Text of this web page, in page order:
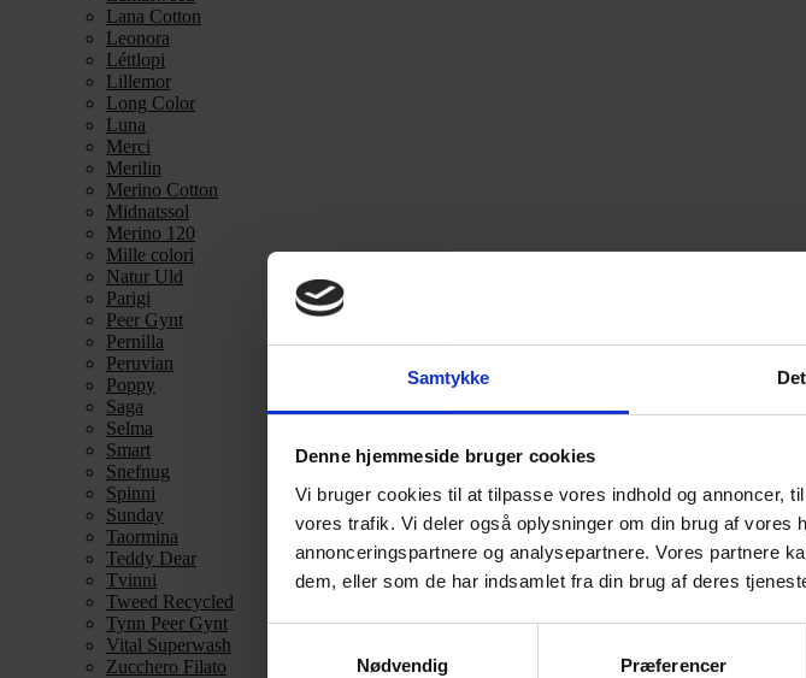
Samtykke
Denne hjemmeside bruger cookies
Vi bruger cookies til at tilpasse vores indhold og annoncer,
vores trafik. Vi deler også oplysninger om din brug af vores
annonceringspartnere og analysepartnere. Vores partnere
dem, eller som de har indsamlet fra din brug af deres
Nødvendig
Præferencer
Lana Cotton
Leonora
Léttlopi
Lillemor
Long Color
Luna
Merci
Merilin
Merino Cotton
Midnatssol
Merino 120
Mille colori
Natur Uld
Parigi
Peer Gynt
Pernilla
Peruvian
Poppy
Saga
Selma
Smart
Snefnug
Spinni
Sunday
Taormina
Teddy Dear
Tvinni
Tweed Recycled
Tynn Peer Gynt
Vital Superwash
Zucchero Filato